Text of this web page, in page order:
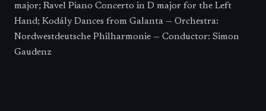
major; Ravel Piano Concerto in D major for the Left
Hand; Kodály Dances from Galanta — Orchestra:
Nordwestdeutsche Philharmonie — Conductor: Simon
Gaudenz